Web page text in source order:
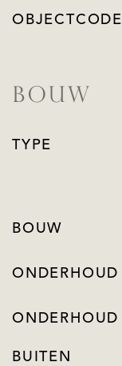
OBJECTCODE
BOUW
TYPE
BOUW
ONDERHOUD
ONDERHOUD
BUITEN